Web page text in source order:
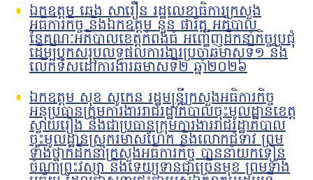
ឯកឧត្តម ឆេង សារឿន រដ្ឋលេខាធិការក្រសួង
អធិការកិច្ច និងឯកឧត្តម នួន ផារ័ត្ន អភិបាល
នៃគណៈអភិបាលខេត្តកំពង់ធំ អញ្ជើញដឹកនាំកិច្ចប្រជុំ
ដើម្បីបូកសរុបលទ្ធផលការងារប្រចាំឆមាសទី១ និង
លើកទិសដៅការងារឆមាសទី២ ឆ្នាំ២០២៦
ឯកឧត្តម សុខ សូកេន រដ្ឋមន្រ្តីក្រសួងអធិការកិច្ច
អនុប្រធានក្រុមការងាររាជរដ្ឋាភិបាលចុះមូលដ្ឋានខេត្ត
ស្វាយរៀង និងជាប្រធានក្រុមការងាររាជរដ្ឋាភិបាល
ចុះមូលដ្ឋានស្រុករមាសហែក និងលោកជំទាវ ព្រម
ទាំងថ្នាក់ដឹកនាំក្រសួងអធិការកិច្ច បាននាំយកទៀន
ចំណាំព្រះវស្សា និងទេយ្យទានជាច្រើនមុខ ព្រមទាំង